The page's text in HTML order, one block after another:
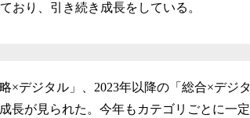
おり、引き続き成長をしている。
×デジタル」、2023年以降の「総合×デジ
長が見られた。今年もカテゴリごとに一